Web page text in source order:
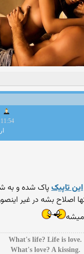
این تاپیک پاک شده و به
اصلاح بشه در غیر
میشه
.What's life? Life is love
.What's love? A kissing